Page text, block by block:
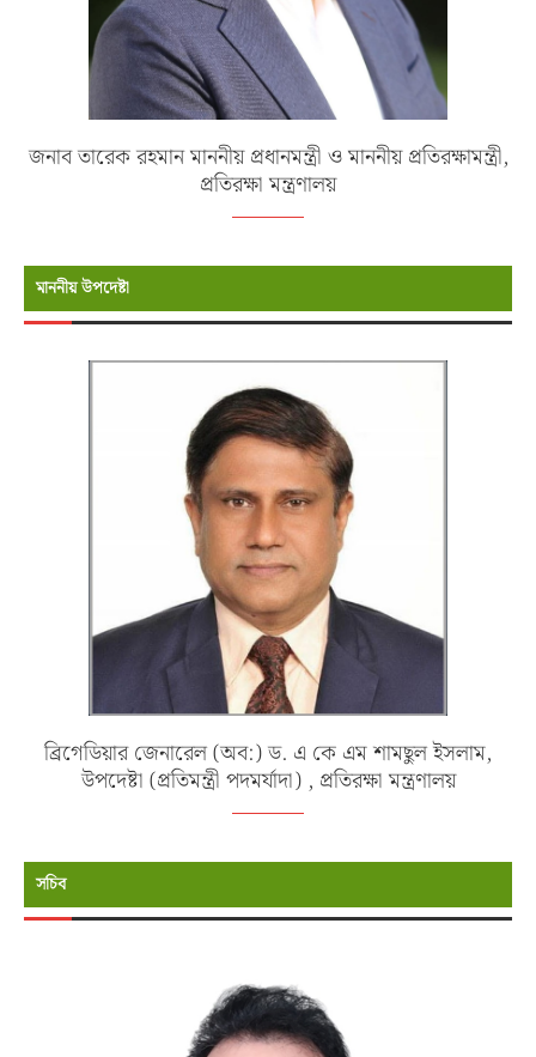
জনাব তারেক রহমান মাননীয় প্রধানমন্ত্রী ও মাননীয় প্রতিরক্ষামন্ত্রী,
প্রতিরক্ষা মন্ত্রণালয়
মাননীয় উপদেষ্টা
ব্রিগেডিয়ার জেনারেল (অব:) ড. এ কে এম শামছুল ইসলাম,
উপদেষ্টা (প্রতিমন্ত্রী পদমর্যাদা) , প্রতিরক্ষা মন্ত্রণালয়
সচিব